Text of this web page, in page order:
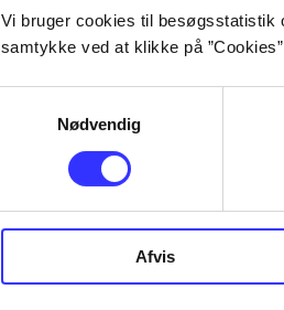
Vi bruger cookies til
samtykke ved at klikke på
Nødvendig
Afvis
...
...
...